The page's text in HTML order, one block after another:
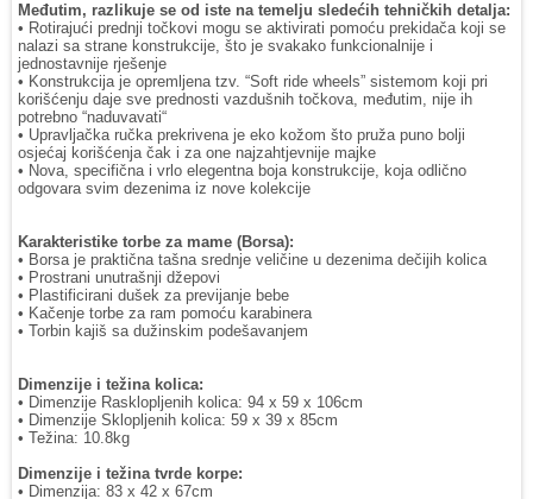
Međutim, razlikuje se od iste na temelju sledećih tehničkih detalja:
• Rotirajući prednji točkovi mogu se aktivirati pomoću prekidača koji se
nalazi sa strane konstrukcije, što je svakako funkcionalnije i
jednostavnije rješenje
• Konstrukcija je opremljena tzv. “Soft ride wheels” sistemom koji pri
korišćenju daje sve prednosti vazdušnih točkova, međutim, nije ih
potrebno “naduvavati“
• Upravljačka ručka prekrivena je eko kožom što pruža puno bolji
osjećaj korišćenja čak i za one najzahtjevnije majke
• Nova, specifična i vrlo elegentna boja konstrukcije, koja odlično
odgovara svim dezenima iz nove kolekcije
Karakteristike torbe za mame (Borsa):
• Borsa je praktična tašna srednje veličine u dezenima dečijih kolica
• Prostrani unutrašnji džepovi
• Plastificirani dušek za previjanje bebe
• Kačenje torbe za ram pomoću karabinera
• Torbin kajiš sa dužinskim podešavanjem
Dimenzije i težina kolica:
• Dimenzije Rasklopljenih kolica: 94 x 59 x 106cm
• Dimenzije Sklopljenih kolica: 59 x 39 x 85cm
• Težina: 10.8kg
Dimenzije i težina tvrde korpe:
• Dimenzija: 83 x 42 x 67cm